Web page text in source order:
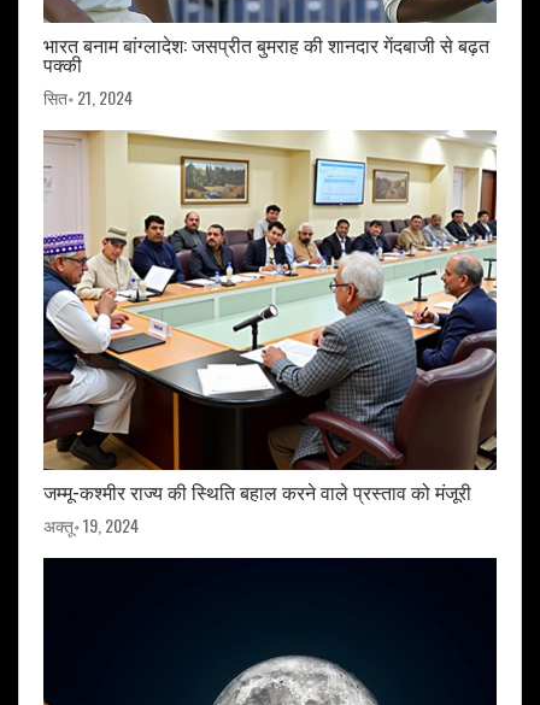
भारत बनाम बांग्लादेश: जसप्रीत बुमराह की शानदार गेंदबाजी से बढ़त
पक्की
सित॰ 21, 2024
जम्मू-कश्मीर राज्य की स्थिति बहाल करने वाले प्रस्ताव को मंजूरी
अक्तू॰ 19, 2024